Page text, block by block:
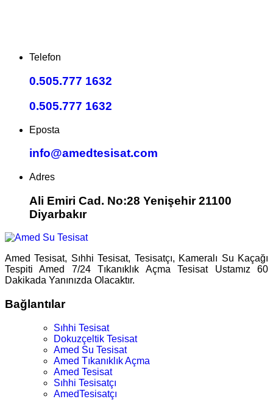
Telefon
0.505.777 1632
0.505.777 1632
Eposta
info@amedtesisat.com
Adres
Ali Emiri Cad. No:28 Yenişehir 21100
Diyarbakır
Amed Tesisat, Sıhhi Tesisat, Tesisatçı, Kameralı Su Kaçağı
Tespiti Amed 7/24 Tıkanıklık Açma Tesisat Ustamız 60
Dakikada Yanınızda Olacaktır.
Bağlantılar
Sıhhi Tesisat
Dokuzçeltik Tesisat
Amed Su Tesisat
Amed Tıkanıklık Açma
Amed Tesisat
Sıhhi Tesisatçı
AmedTesisatçı